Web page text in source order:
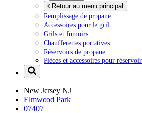
Retour au menu principal
Remplissage de propane
Accessoires pour le gril
Grils et fumoirs
Chaufferettes portatives
Réservoirs de propane
Pièces et accessoires pour réservoir
New Jersey NJ
Elmwood Park
07407